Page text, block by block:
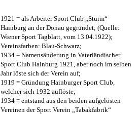
1921 = als Arbeiter Sport Club „Sturm“
Hainburg an der Donau gegründet; (Quelle:
Wiener Sport Tagblatt, vom 13.04.1922);
Vereinsfarben: Blau-Schwarz;
1934 = Namensänderung in Vaterländischer
Sport Club Hainburg 1921, aber noch im selben
Jahr löste sich der Verein auf;
1919 = Gründung Hainburger Sport Club,
welcher sich 1932 auflöste;
1934 = entstand aus den beiden aufgelösten
Vereinen der Sport Verein „Tabakfabrik“